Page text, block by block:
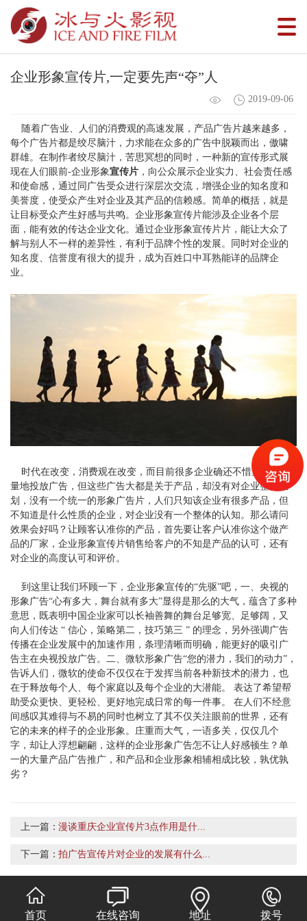
企业形象宣传片,一定要先声“夺”人
2019-09-06
随着广告业、人们的消费观的高速发展，产品广告片越来越多，
每个广告片都是绞尽脑汁，力求能在众多的广告中脱颖而出，傲啸
群雄。在制作者绞尽脑汁，苦思冥想的同时，一种新的宣传形式展
现在人们眼前-企业形象宣传片 ，向公众展示企业实力、社会责任感
和使命感，通过同广告受众进行深层次交流，增强企业的知名度和
美誉度，使受众产生对企业及其产品的信赖感。简单的概括，就是
让目标受众产生好感与共鸣。企业形象宣传片能涉及企业各个层
面，能有效的传达企业文化。通过企业形象宣传片片，能让大众了
解与别人不一样的差异性，有利于品牌个性的发展。同时对企业的
知名度、信誉度有很大的提升，成为百姓口中耳熟能详的品牌企
业。
时代在改变，消费观在改变，而目前很多企业确还不惜重金，大
量地投放广告，但这些广告大都是关于产品，却没有对企业整体策
划，没有一个统一的形象广告片，人们只知该企业有很多产品，但
不知道是什么性质的企业，对企业没有一个整体的认知。那么请问
效果会好吗？让顾客认准你的产品，首先要让客户认准你这个做产
品的厂家，企业形象宣传片销售给客户的不知是产品的认可，还有
对企业的高度认可和评价。
到这里让我们环顾一下，企业形象宣传的“先驱”吧，一、央视的
形象广告“心有多大，舞台就有多大”显得是那么的大气，蕴含了多种
意思，既表明中国企业家可以长袖善舞的舞台足够宽、足够阔，又
向人们传达 “ 信心，策略第二，技巧第三 ” 的理念，另外强调广告
传播在企业发展中的加速作用，条理清晰而明确，能更好的吸引广
告主在央视投放广告。二、微软形象广告“您的潜力，我们的动力”，
告诉人们，微软的使命不仅仅在于发挥当前各种新技术的潜力，也
在于释放每个人、每个家庭以及每个企业的大潜能。 表达了希望帮
助受众更快、更轻松、更好地完成日常的每一件事。 在人们不经意
间感叹其难得与不易的同时也树立了其不仅关注眼前的世界，还有
它的未来的样子的企业形象。庄重而大气，一语多关，仅仅几个
字，却让人浮想翩翩，这样的企业形象广告怎不让人好感顿生？单
一的大量产品广告推广，和产品和企业形象相辅相成比较，孰优孰
劣？
上一篇：漫谈重庆企业宣传片3点作用是什...
下一篇：拍广告宣传片对企业的发展有什么...
首页 在线咨询 地址 拨号